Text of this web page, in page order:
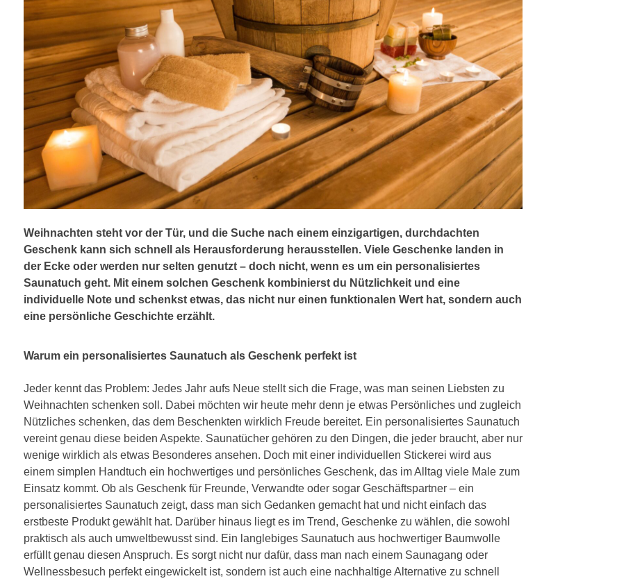
Weihnachten steht vor der Tür, und die Suche nach einem einzigartigen, durchdachten
Geschenk kann sich schnell als Herausforderung herausstellen. Viele Geschenke landen in
der Ecke oder werden nur selten genutzt – doch nicht, wenn es um ein personalisiertes
Saunatuch geht. Mit einem solchen Geschenk kombinierst du Nützlichkeit und eine
individuelle Note und schenkst etwas, das nicht nur einen funktionalen Wert hat, sondern auch
eine persönliche Geschichte erzählt.
Warum ein personalisiertes Saunatuch als Geschenk perfekt ist
Jeder kennt das Problem: Jedes Jahr aufs Neue stellt sich die Frage, was man seinen Liebsten zu
Weihnachten schenken soll. Dabei möchten wir heute mehr denn je etwas Persönliches und zugleich
Nützliches schenken, das dem Beschenkten wirklich Freude bereitet. Ein personalisiertes Saunatuch
vereint genau diese beiden Aspekte. Saunatücher gehören zu den Dingen, die jeder braucht, aber nur
wenige wirklich als etwas Besonderes ansehen. Doch mit einer individuellen Stickerei wird aus
einem simplen Handtuch ein hochwertiges und persönliches Geschenk, das im Alltag viele Male zum
Einsatz kommt. Ob als Geschenk für Freunde, Verwandte oder sogar Geschäftspartner – ein
personalisiertes Saunatuch zeigt, dass man sich Gedanken gemacht hat und nicht einfach das
erstbeste Produkt gewählt hat. Darüber hinaus liegt es im Trend, Geschenke zu wählen, die sowohl
praktisch als auch umweltbewusst sind. Ein langlebiges Saunatuch aus hochwertiger Baumwolle
erfüllt genau diesen Anspruch. Es sorgt nicht nur dafür, dass man nach einem Saunagang oder
Wellnessbesuch perfekt eingewickelt ist, sondern ist auch eine nachhaltige Alternative zu schnell